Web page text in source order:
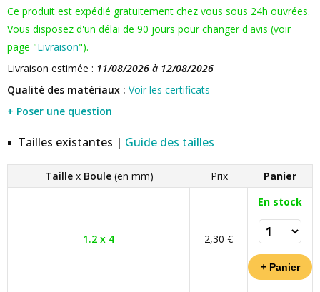
Ce produit est expédié gratuitement chez vous sous 24h ouvrées.
Vous disposez d'un délai de 90 jours pour changer d'avis (voir
page "Livraison").
Livraison estimée : 11/08/2026 à 12/08/2026
Qualité des matériaux : Voir les certificats
+ Poser une question
Tailles existantes | Guide des tailles
Taille x Boule (en mm) Prix Panier
1.2 x 4 2,30 €
En stock